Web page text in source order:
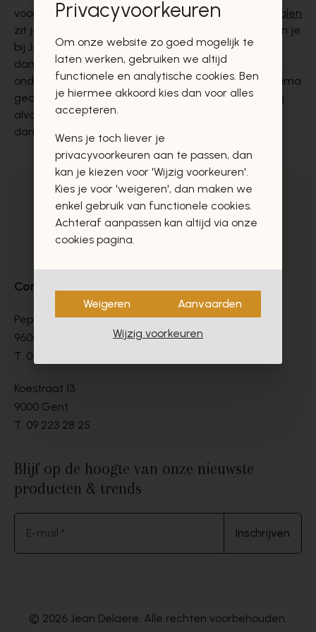
vooruitzicht hebt, meteen paar mooie damessandalen
zit je altijd goed. Voor elke gelegenheid en outfit kan je
bij Jean Delaere wel een geschikt paar
damessandalen. Sandalen staan gewoon prachtig
onder een luchtig zomerjurkje, maar kunnen ook prima
gecombineerd met een rok, short of jeans. Zo kan jij
alvast combineren naar hartenlust. De mooiste
damessandalen koop je nu bij Jean Delaere
Contact
Peperstraat 9-11
9600 Ronse
T. 055 21 19 67
Koestraat 13
9000 Gent
T. 09 223 28 25
Blijf op de hoogte van onze nieuwste
producten & trends
E-mail * Inschrijven
© 2026 Jean Delaere. Alle rechten voorbehouden.
Privacyvoorkeuren
Om onze website zo goed mogelijk te
laten werken, gebruiken we altijd
functionele en analytische cookies. Ben
je hiermee akkoord kies dan voor alles
accepteren.
Wens je toch liever je
privacyvoorkeuren aan te passen, dan
kan je kiezen voor 'Wijzig voorkeuren'.
Kies je voor 'weigeren', dan maken we
enkel gebruik van functionele cookies.
Achteraf aanpassen kan altijd via onze
cookies pagina.
Weigeren Aanvaarden
Wijzig voorkeuren